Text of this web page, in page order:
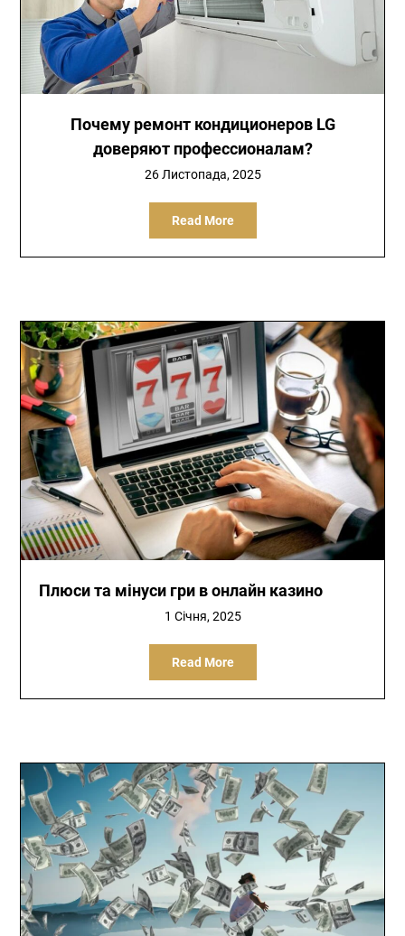
Почему ремонт кондиционеров LG
доверяют профессионалам?
26 Листопада, 2025
Read More
Плюси та мінуси гри в онлайн казино
1 Січня, 2025
Read More